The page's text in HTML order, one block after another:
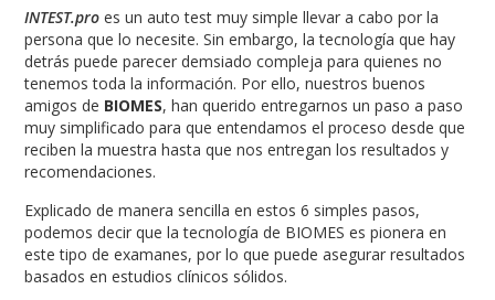
INTEST.pro es un auto test muy simple llevar a cabo por la
persona que lo necesite. Sin embargo, la tecnología que hay
detrás puede parecer demsiado compleja para quienes no
tenemos toda la información. Por ello, nuestros buenos
amigos de BIOMES, han querido entregarnos un paso a paso
muy simplificado para que entendamos el proceso desde que
reciben la muestra hasta que nos entregan los resultados y
recomendaciones.
Explicado de manera sencilla en estos 6 simples pasos,
podemos decir que la tecnología de BIOMES es pionera en
este tipo de examanes, por lo que puede asegurar resultados
basados en estudios clínicos sólidos.